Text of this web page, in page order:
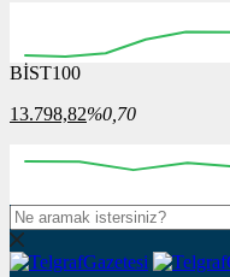
BİST100
13.798,82%0,70